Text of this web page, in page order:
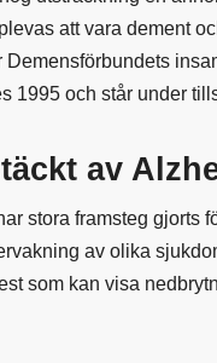
att vara dement
Demensförbundets
1995 och står under
av
stora framsteg gjorts
av olika
som kan visa